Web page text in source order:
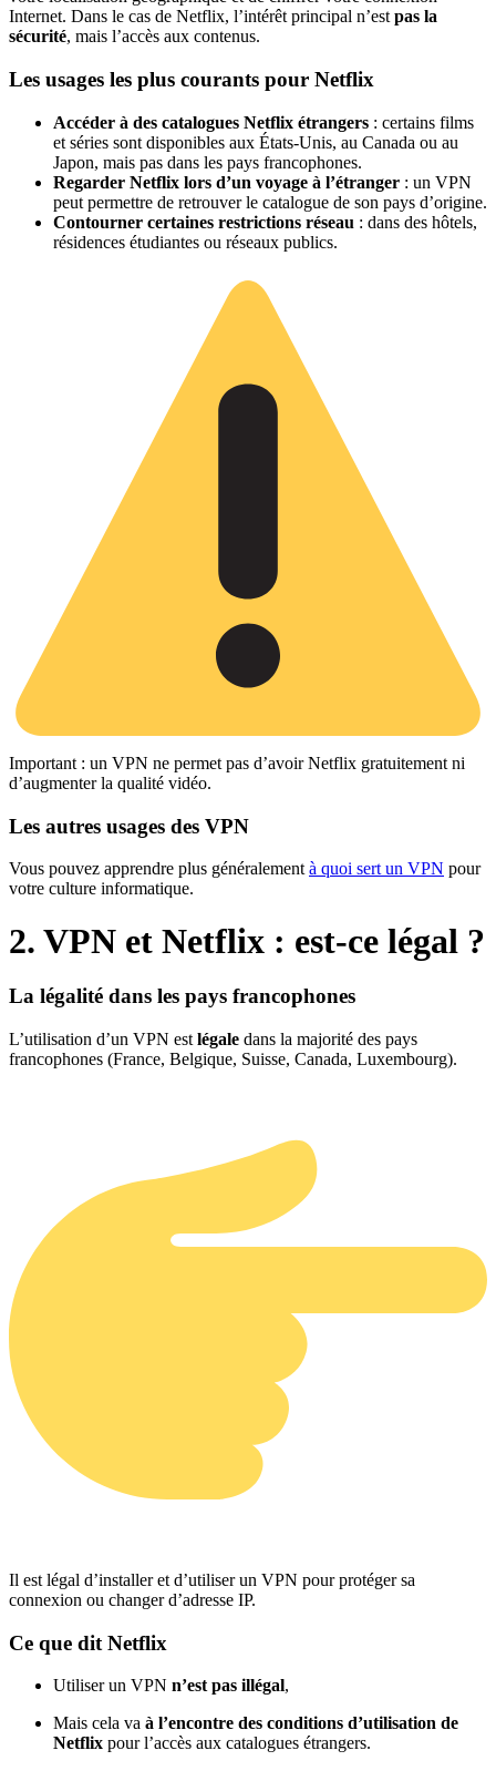
Internet. Dans le cas de Netflix, l’intérêt principal n’estpas la
sécurité, mais l’accès aux contenus.
Les usages les plus courants pour Netflix
Accéder à des catalogues Netflix étrangers : certains films
et séries sont disponibles aux États-Unis, au Canada ou au
Japon, mais pas dans les pays francophones.
Regarder Netflix lors d’un voyage à l’étranger : un VPN
peut permettre de retrouver le catalogue de son pays d’origine.
Contourner certaines restrictions réseau : dans des hôtels,
résidences étudiantes ou réseaux publics.
Important : un VPN ne permet pas d’avoir Netflix gratuitement ni
d’augmenter la qualité vidéo.
Les autres usages des VPN
Vous pouvez apprendre plus généralement à quoi sert un VPN pour
votre culture informatique.
2. VPN et Netflix : est-ce légal ?
La légalité dans les pays francophones
L’utilisation d’un VPN est légale dans la majorité des pays
francophones (France, Belgique, Suisse, Canada, Luxembourg).
Il est légal d’installer et d’utiliser un VPN pour protéger sa
connexion ou changer d’adresse IP.
Ce que dit Netflix
Utiliser un VPN n’est pas illégal,
Mais cela va à l’encontre des conditions d’utilisation de
Netflix pour l’accès aux catalogues étrangers.